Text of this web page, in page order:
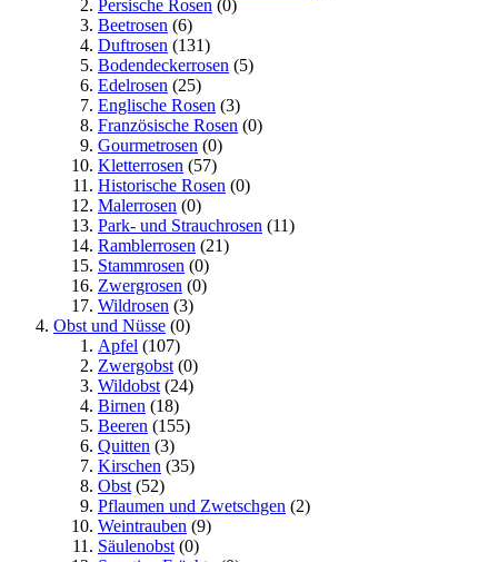
Persische Rosen (0)
Beetrosen (6)
Duftrosen (131)
Bodendeckerrosen (5)
Edelrosen (25)
Englische Rosen (3)
Französische Rosen (0)
Gourmetrosen (0)
Kletterrosen (57)
Historische Rosen (0)
Malerrosen (0)
Park- und Strauchrosen (11)
Ramblerrosen (21)
Stammrosen (0)
Zwergrosen (0)
Wildrosen (3)
Obst und Nüsse (0)
Apfel (107)
Zwergobst (0)
Wildobst (24)
Birnen (18)
Beeren (155)
Quitten (3)
Kirschen (35)
Obst (52)
Pflaumen und Zwetschgen (2)
Weintrauben (9)
Säulenobst (0)